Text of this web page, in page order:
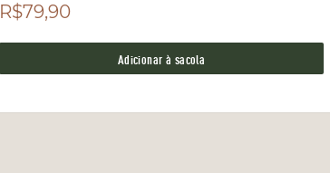
R$79,90
Adicionar à sacola